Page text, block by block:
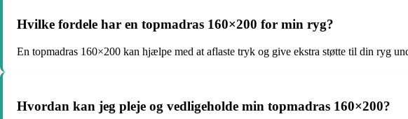
Hvilke fordele har en topmadras 160×200 for min ryg?
En topmadras 160×200 kan hjælpe med at aflaste tryk og give ekstra støtte til din ryg
Hvordan kan jeg pleje og vedligeholde min topmadras 160×200?